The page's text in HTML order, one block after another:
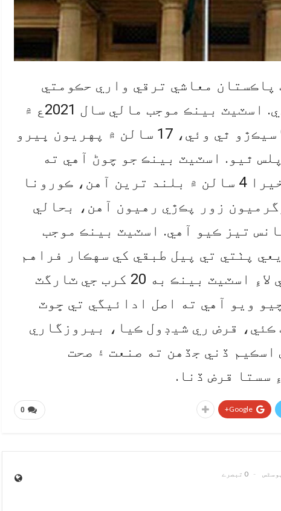
معاشي ترقي واري حڪومتي
دعويٰ جي تصديق ڪري ڇڏي. اسٽيٽ بينڪ موجب مالي سال 2021ع ۾
معاشي اوسر 3 ڏهائي 9 سيڪڙو ٿي وئي، 17 سالن ۾ پهريون ڀيرو
ٿيو. اسٽيٽ بينڪ جو چوڻ آهي ته
ناڻي جي مٽا سٽا جا ذخيرا 4 سالن ۾ بلند ترين آهن، ڪورونا
زور پڪڙي رهيون آهن، بحالي
تيز ڪيو آهي. اسٽيٽ بينڪ موجب
پٺتي تي پيل طبقي کي سهڪار فراهم
ڪيو ويو، معاشي بحالي لاءِ اسٽيٽ بينڪ به 20 کرب جي ٽارگٽ
ويو آهي ته اصل ادائيگي تي ڇوٽ
ڪئي، قرض ري شيڊول ڪيا، بيروزگاري
اسڪيم ڏني جڏهن ته صنعت ۽ صحت
سستا قرض ڏنا.
0 Google+
0 تبصرے